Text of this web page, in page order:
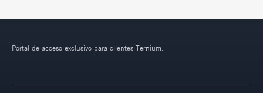
Portal de acceso exclusivo para clientes Ternium.